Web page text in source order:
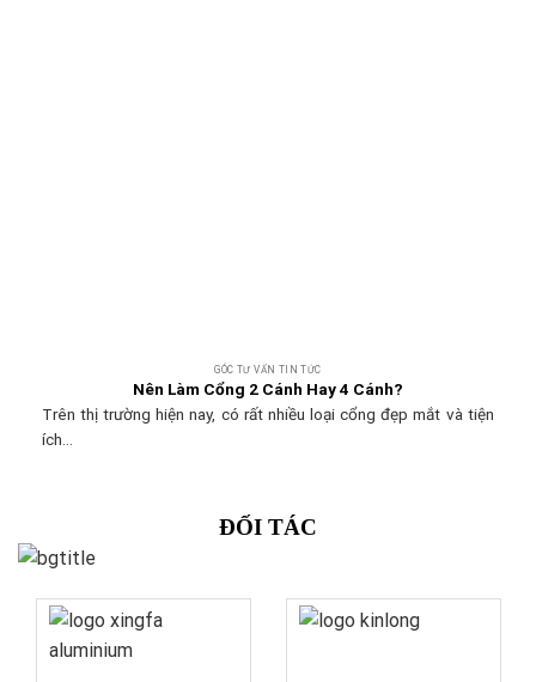
GÓC TƯ VẤN TIN TỨC
Nên Làm Cổng 2 Cánh Hay 4 Cánh?
Trên thị trường hiện nay, có rất nhiều loại cổng đẹp mắt và tiện
ích...
ĐỐI TÁC